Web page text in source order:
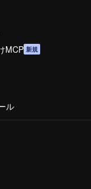
MCP 新規
ル